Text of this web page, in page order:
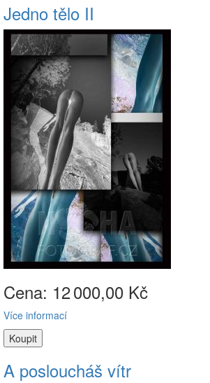
Jedno tělo II
Cena: 12000,00 Kč
Více informací
A posloucháš vítr